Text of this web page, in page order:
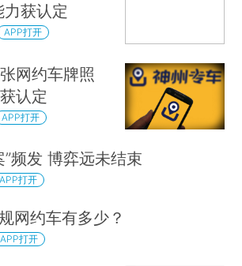
获认定
APP打开
网约车牌照
认定
APP打开
”频发 博弈远未结束
APP打开
网约车有多少？
APP打开